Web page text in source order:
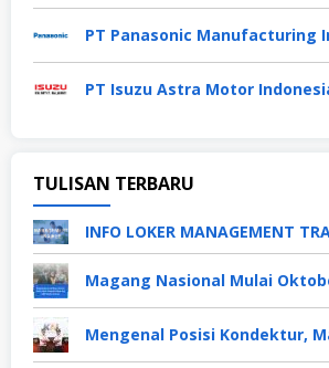
PT Panasonic Manufacturing
PT Isuzu Astra Motor
TULISAN TERBARU
INFO LOKER MANAGEMENT